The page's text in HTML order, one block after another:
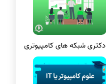
دکتری شبکه‌ های کامپیوتری